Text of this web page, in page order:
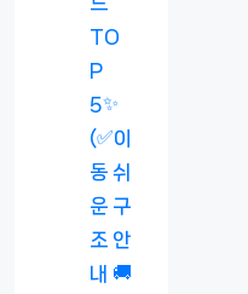
TO
P
5✨
(✅이
동 쉬
운 구
조 안
내 🚚